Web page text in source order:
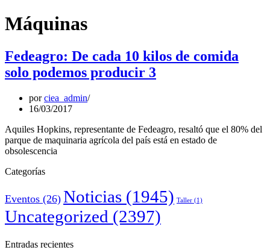
Máquinas
Fedeagro: De cada 10 kilos de comida
solo podemos producir 3
porciea_admin
16/03/2017
Aquiles Hopkins, representante de Fedeagro, resaltó que el 80% del
parque de maquinaria agrícola del país está en estado de
obsolescencia
Categorías
Eventos (26) Noticias (1945) Taller (1)
Uncategorized (2397)
Entradas recientes